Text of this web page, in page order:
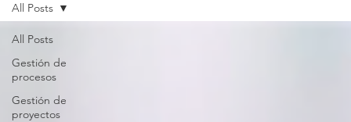
All Posts
Gestión de
procesos
Gestión de
proyectos
All Posts